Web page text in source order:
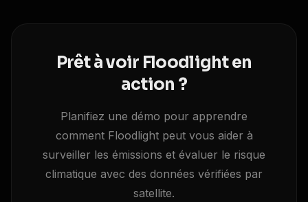
Prêt à voir Floodlight en
action ?
Planifiez une démo pour apprendre
comment Floodlight peut vous aider à
surveiller les émissions et évaluer le risque
climatique avec des données vérifiées par
satellite.